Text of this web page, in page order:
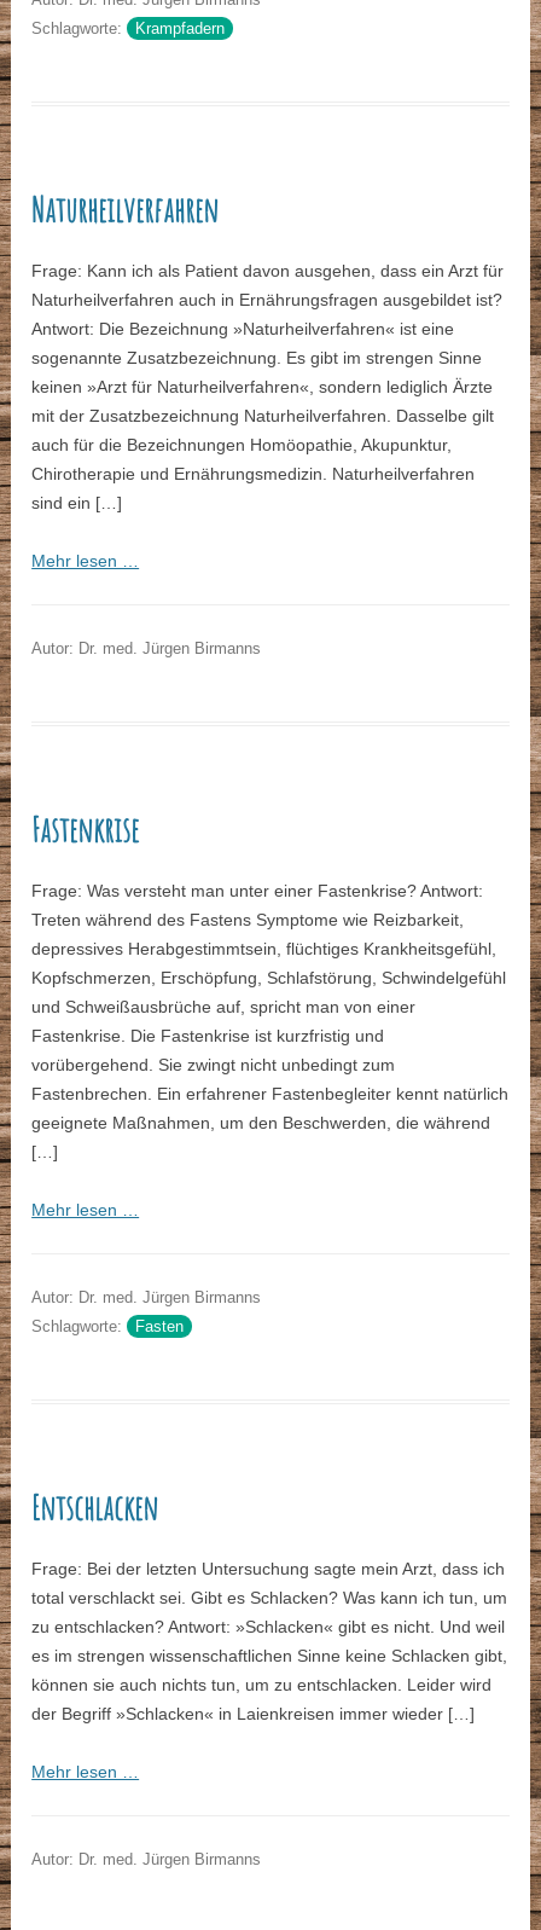
Schlagworte: Krampfadern
Naturheilverfahren
Frage: Kann ich als Patient davon ausgehen, dass ein Arzt für
Naturheilverfahren auch in Ernährungsfragen ausgebildet ist?
Antwort: Die Bezeichnung »Naturheilverfahren« ist eine
sogenannte Zusatzbezeichnung. Es gibt im strengen Sinne
keinen »Arzt für Naturheilverfahren«, sondern lediglich Ärzte
mit der Zusatzbezeichnung Naturheilverfahren. Dasselbe gilt
auch für die Bezeichnungen Homöopathie, Akupunktur,
Chirotherapie und Ernährungsmedizin. Naturheilverfahren
sind ein […]
Mehr lesen …
Autor: Dr. med. Jürgen Birmanns
Fastenkrise
Frage: Was versteht man unter einer Fastenkrise? Antwort:
Treten während des Fastens Symptome wie Reizbarkeit,
depressives Herabgestimmtsein, flüchtiges Krankheitsgefühl,
Kopfschmerzen, Erschöpfung, Schlafstörung, Schwindelgefühl
und Schweißausbrüche auf, spricht man von einer
Fastenkrise. Die Fastenkrise ist kurzfristig und
vorübergehend. Sie zwingt nicht unbedingt zum
Fastenbrechen. Ein erfahrener Fastenbegleiter kennt natürlich
geeignete Maßnahmen, um den Beschwerden, die während
[…]
Mehr lesen …
Autor: Dr. med. Jürgen Birmanns
Schlagworte: Fasten
Entschlacken
Frage: Bei der letzten Untersuchung sagte mein Arzt, dass ich
total verschlackt sei. Gibt es Schlacken? Was kann ich tun, um
zu entschlacken? Antwort: »Schlacken« gibt es nicht. Und weil
es im strengen wissenschaftlichen Sinne keine Schlacken gibt,
können sie auch nichts tun, um zu entschlacken. Leider wird
der Begriff »Schlacken« in Laienkreisen immer wieder […]
Mehr lesen …
Autor: Dr. med. Jürgen Birmanns